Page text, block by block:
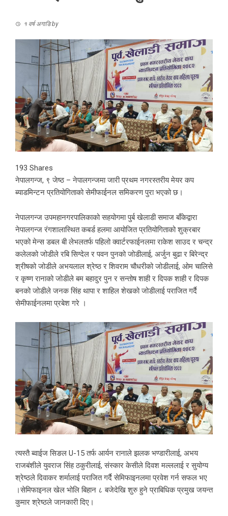
१ वर्ष अगाडिby
193 Shares
नेपालगन्ज, ९ जेष्ठ – नेपालगन्जमा जारी प्रथम नगरस्तरीय मेयर कप
ब्याडमिन्टन प्रतियोगिताको सेमीफाईनल समिकरण पुरा भएको छ।
नेपालगन्ज उपमहानगरपालिकाको सहयोगमा पुर्ब खेलाडी समाज बाँकेद्वारा
नेपालगन्ज रंगशालास्थित कबर्ड हलमा आयोजित प्रतियोगिताको शुक्रबार
भएको मेन्स डबल बी लेभलतर्फ पहिलो क्वार्टरफाईनलमा राकेश साउद र चन्द्र
कलेलको जोडीले रबि सिग्देल र पवन पुनको जोडीलाई, अर्जुन बुढा र बिरेन्द्र
श्रीषको जोडीले अभयलाल श्रेष्ठ र शिवराम चौधरीको जोडीलाई, ओम चालिसे
र कृष्ण रानाको जोडीले बम बहादुर पुन र सन्तोष शाही र दिपक शाही र दिपक
बनको जोडीले जनक सिंह थापा र शाहिल शेखको जोडीलाई पराजित गर्दै
सेमीफाईनलमा प्रबेश गरे ।
त्यस्तै ब्वाईज सिङल U-15 तर्फ आर्यन रानाले झलक भण्डारीलाई, अभय
राजबंशीले युवराज सिंह ठकुरीलाई, संस्कार केसीले दिवश मल्ललाई र सुयोग्य
श्रेष्ठले दिवाकर शर्मालाई पराजित गर्दै सेमिफाइनलमा प्रवेश गर्न सफल भए
।सेमिफाइनल खेल भोलि बिहान ८ बजेदेखि शुरु हुने प्राबिधिक प्रमुख जयन्त
कुमार श्रेष्ठले जानकारी दिए।